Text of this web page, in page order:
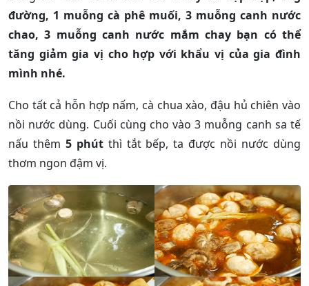
đường, 1 muỗng cà phê muối, 3 muỗng canh nước
chao, 3 muỗng canh nước mắm chay bạn có thể
tăng giảm gia vị cho hợp với khẩu vị của gia đình
mình nhé.
Cho tất cả hỗn hợp nấm, cà chua xào, đậu hủ chiên vào
nồi nước dùng. Cuối cùng cho vào 3 muỗng canh sa tế
nấu thêm 5 phútthì tắt bếp, ta được nồi nước dùng
thơm ngon đậm vị.